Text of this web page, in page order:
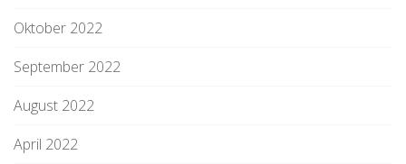
Oktober 2022
September 2022
August 2022
April 2022